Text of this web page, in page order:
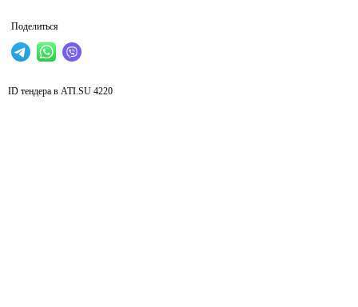
Поделиться
ID тендера в ATI.SU 4220